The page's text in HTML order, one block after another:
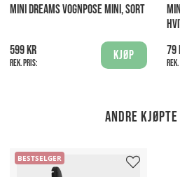
MINI DREAMS VOGNPOSE MINI, SORT
599 kr
Rek. pris:
Kjøp
Andre kjøpte
BESTSELGER